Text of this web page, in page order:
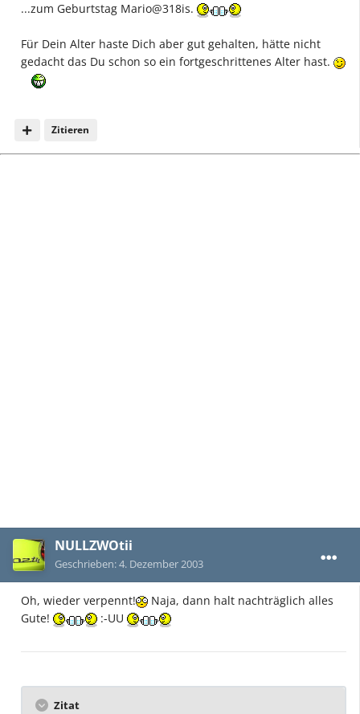
...zum Geburtstag Mario@318is.
Für Dein Alter haste Dich aber gut gehalten, hätte nicht
gedacht das Du schon so ein fortgeschrittenes Alter hast.
Zitieren
NULLZWOtii
Geschrieben:4. Dezember 2003
Oh, wieder verpennt!
Naja, dann halt nachträglich alles
Gute!
:-UU
Zitat